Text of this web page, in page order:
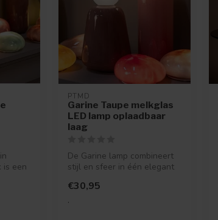
is een
PTMD
Garine Taupe melkglas
LED lamp oplaadbaar
laag
De Garine lamp combineert
stijl en sfeer in één elegant
€30,95
.